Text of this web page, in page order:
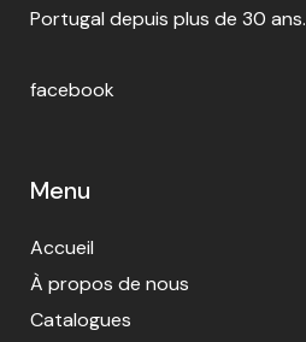
Portugal depuis plus de 30 ans.
facebook
Menu
Accueil
À propos de nous
Catalogues